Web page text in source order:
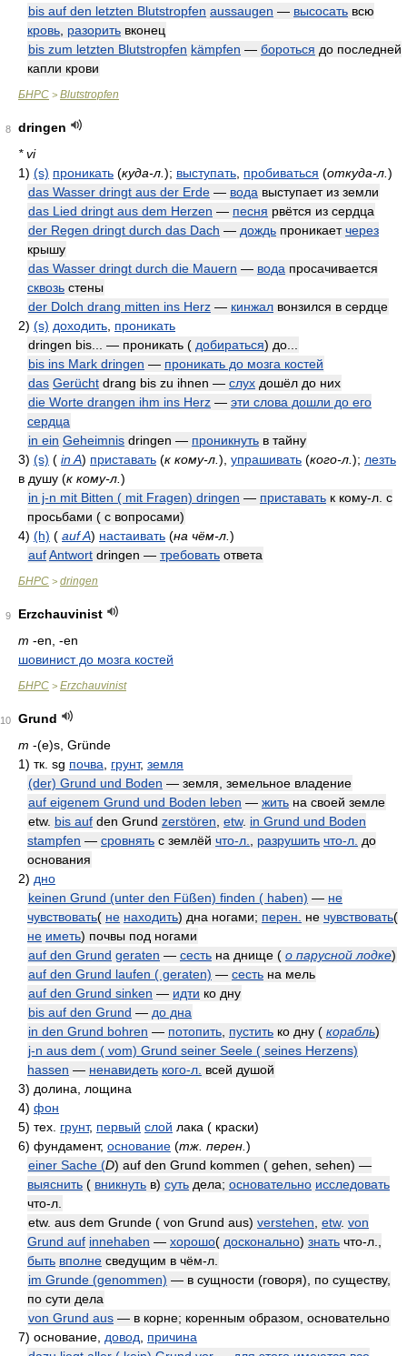
bis auf den letzten Blutstropfen aussaugen — высосать всю
кровь разорить вконец
bis zum letzten Blutstropfen kämpfen — бороться до последней
капли крови
БНРС > Blutstropfen
8
dringen
* vi
1) (s) проникать (куда-л. ); выступать пробиваться (откуда-л. )
das Wasser dringt aus der Erde — вода выступает из земли
das Lied dringt aus dem Herzen — песня рвётся из сердца
der Regen dringt durch das Dach — дождь проникаетчерез
крышу
das Wasser dringt durch die Mauern — вода просачивается
сквозь стены
der Dolch drang mitten ins Herz — кинжал вонзился в сердце
2) (s) доходить проникать
dringen bis... — проникать ( добираться) до...
bis ins Mark dringen — проникать до мозга костей
das Gerücht drang bis zu ihnen — слух дошёл до них
die Worte drangen ihm ins Herz — эти слова дошли до его
сердца
in ein Geheimnis dringen — проникнуть в тайну
3) (s) ( in A) приставать (к кому-л. ) упрашивать (кого-л. ); лезть
в душу (к кому-л. )
in j-n mit Bitten ( mit Fragen) dringen — приставать к кому-л. с
просьбами ( с вопросами)
4) (h) ( auf A) настаивать (на чём-л. )
aufAntwort dringen — требовать ответа
БНРС > dringen
9
Erzchauvinist
m -en, -en
шовинист до мозга костей
БНРС > Erzchauvinist
10
Grund
m -(e)s, Gründe
1) тк. sg почва грунт, земля
(der) Grund und Boden — земля, земельное владение
auf eigenem Grund und Boden leben — жить на своей земле
etw. bis auf den Grund zerstören etw. in Grund und Boden
stampfen — сровнять с землёй что-л. разрушить что-л. до
основания
2) дно
keinen Grund (unter den Füßen) finden ( haben) — не
чувствовать( не находить) дна ногами; перен. не чувствовать(
не иметь) почвы под ногами
auf den Grund geraten — сесть на днище ( о парусной лодке)
auf den Grund laufen ( geraten) — сесть на мель
auf den Grund sinken — идти ко дну
bis auf den Grund — до дна
in den Grund bohren — потопить пустить ко дну ( корабль)
j-n aus dem ( vom) Grund seiner Seele ( seines Herzens)
hassen — ненавидеть кого-л. всей душой
3) долина, лощина
4) фон
5) тех. грунт, первый слой лака ( краски)
6) фундамент, основание (тж. перен. )
einer Sache (D) auf den Grund kommen ( gehen, sehen) —
выяснить ( вникнуть в) суть дела; основательно исследовать
что-л.
etw. aus dem Grunde ( von Grund aus) verstehen etw. von
Grund auf innehaben — хорошо( досконально) знать что-л.,
быть вполне сведущим в чём-л.
im Grunde (genommen) — в сущности (говоря), по существу,
по сути дела
von Grund aus — в корне; коренным образом, основательно
7) основание, довод
причина